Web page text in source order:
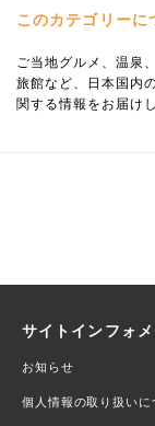
このカテゴリーに
ご当地グルメ、温泉
旅館など、日本国内
関する情報をお届けし
サイトインフォ
お知らせ
個人情報の取り扱いに